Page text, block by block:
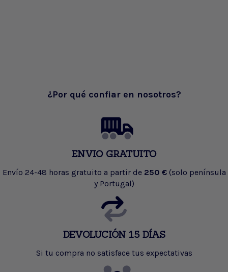
¿Por qué confiar en nosotros?
ENVIO GRATUITO
Envío 24-48 horas gratuito a partir de 250 € (solo península
y Portugal)
DEVOLUCIÓN 15 DÍAS
Si tu compra no satisface tus expectativas